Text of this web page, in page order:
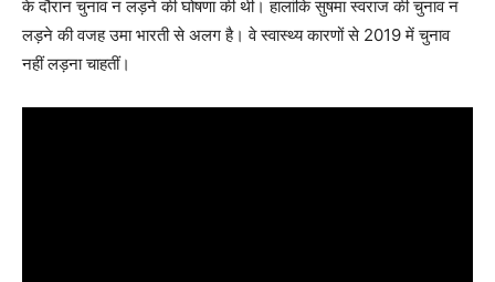
के दौरान चुनाव न लड़ने की घोषणा की थी। हालांकि सुषमा स्वराज की चुनाव न
लड़ने की वजह उमा भारती से अलग है। वे स्वास्थ्य कारणों से 2019 में चुनाव
नहीं लड़ना चाहतीं।